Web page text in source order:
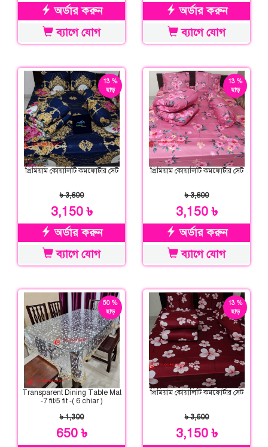
অর্ডার করুন
ব্যাগে যোগ
অর্ডার করুন
ব্যাগে যোগ
13 %
ছাড়
প্রিমিয়াম কোয়ালিটি কমফোর্টার সেট
৳ 3,600
3,150 ৳
অর্ডার করুন
ব্যাগে যোগ
13 %
ছাড়
প্রিমিয়াম কোয়ালিটি কমফোর্টার সেট
৳ 3,600
3,150 ৳
অর্ডার করুন
ব্যাগে যোগ
50 %
ছাড়
Transparent Dining Table Mat
-7 fit/5 fit -( 6 chiar )
৳ 1,300
650 ৳
13 %
ছাড়
প্রিমিয়াম কোয়ালিটি কমফোর্টার সেট
৳ 3,600
3,150 ৳